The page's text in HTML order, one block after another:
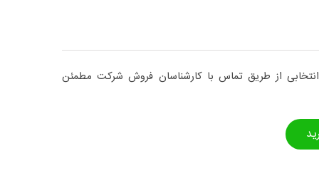
از طریق تماس با کارشناسان فروش شرکت مطمئن